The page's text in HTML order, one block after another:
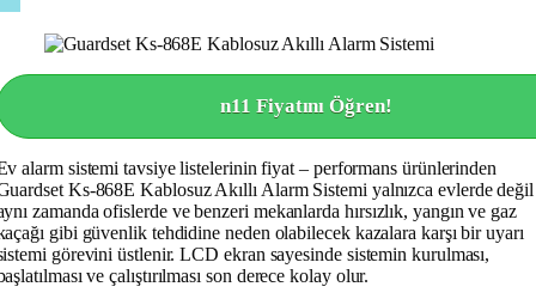
n11 Fiyatını Öğren!
alarm sistemi tavsiye listelerinin fiyat – performans ürünlerinden
Ks-868E Kablosuz Akıllı Alarm Sistemi yalnızca evlerde değil
zamanda ofislerde ve benzeri mekanlarda hırsızlık, yangın ve gaz
gibi güvenlik tehdidine neden olabilecek kazalara karşı bir uyarı
görevini üstlenir. LCD ekran sayesinde sistemin kurulması,
ve çalıştırılması son derece kolay olur.